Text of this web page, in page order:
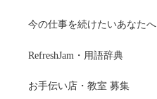
今の仕事を続けたいあなたへ
RefreshJam・用語辞典
お手伝い店・教室 募集